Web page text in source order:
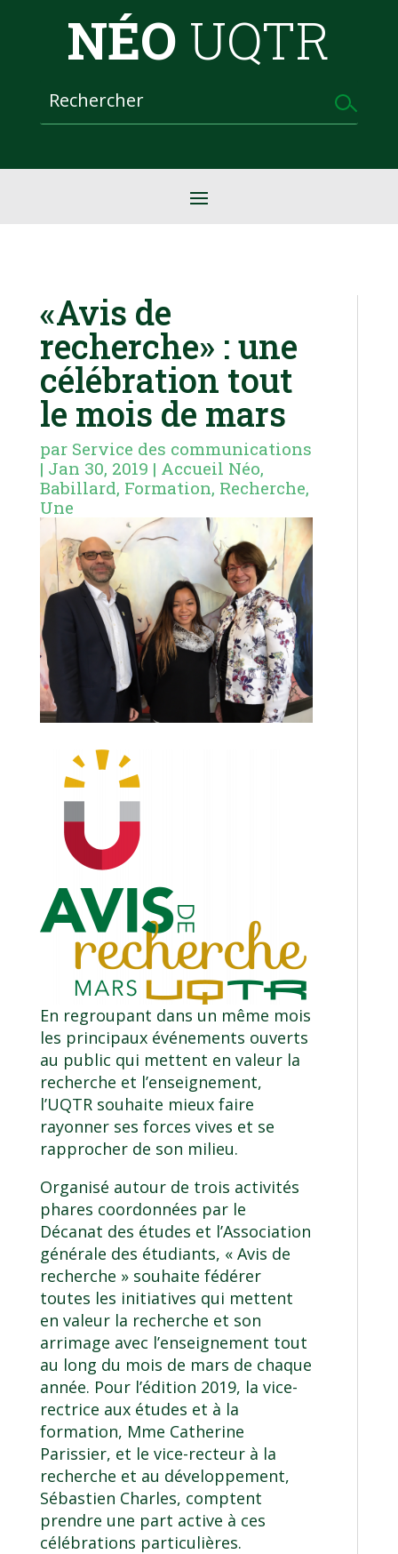
NÉO UQTR
«Avis de
recherche» : une
célébration tout
le mois de mars
par Service des communications
| Jan 30, 2019 | Accueil Néo,
Babillard, Formation, Recherche,
Une
En regroupant dans un même mois
les principaux événements ouverts
au public qui mettent en valeur la
recherche et l’enseignement,
l’UQTR souhaite mieux faire
rayonner ses forces vives et se
rapprocher de son milieu.
Organisé autour de trois activités
phares coordonnées par le
Décanat des études et l’Association
générale des étudiants, « Avis de
recherche » souhaite fédérer
toutes les initiatives qui mettent
en valeur la recherche et son
arrimage avec l’enseignement tout
au long du mois de mars de chaque
année. Pour l’édition 2019, la vice-
rectrice aux études et à la
formation, Mme Catherine
Parissier, et le vice-recteur à la
recherche et au développement,
Sébastien Charles, comptent
prendre une part active à ces
célébrations particulières.